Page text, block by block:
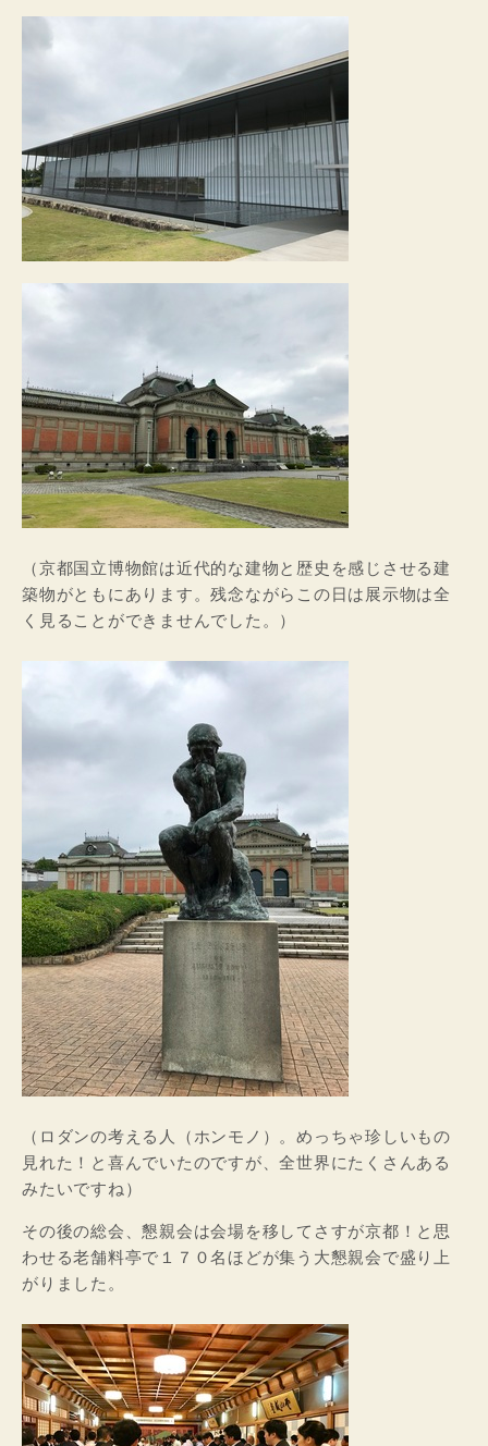
（京都国立博物館は近代的な建物と歴史を感じさせる建
築物がともにあります。残念ながらこの日は展示物は全
く見ることができませんでした。）
（ロダンの考える人（ホンモノ）。めっちゃ珍しいもの
見れた！と喜んでいたのですが、全世界にたくさんある
みたいですね）
その後の総会、懇親会は会場を移してさすが京都！と思
わせる老舗料亭で１７０名ほどが集う大懇親会で盛り上
がりました。